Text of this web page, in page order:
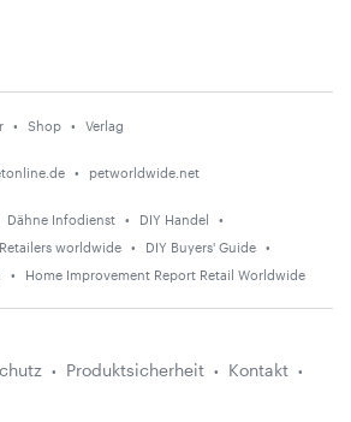
Shop Verlag
petworldwide.net
Dähne Infodienst
DIY Handel
worldwide
DIY Buyers' Guide
Home Improvement Report Retail Worldwide
Produktsicherheit
Kontakt